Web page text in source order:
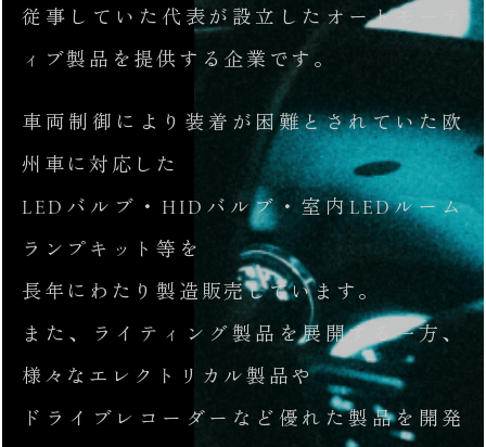
従事していた代表が設立したオートモーテ
ィブ製品を提供する企業です。
車両制御により装着が困難とされていた欧
州車に対応した
LEDバルブ・HIDバルブ・室内LEDルーム
ランプキット等を
長年にわたり製造販売しています。
また、ライティング製品を展開する一方、
様々なエレクトリカル製品や
ドライブレコーダーなど優れた製品を開発